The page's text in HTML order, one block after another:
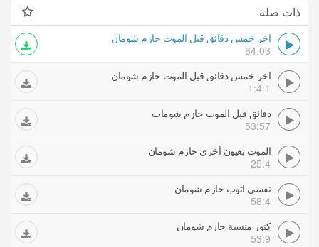
ذات صلة
اخر خمس دقائق قبل الموت حازم شومان
64.03
اخر خمس دقائق قبل الموت حازم شومان
1:4:1
دقائق قبل الموت حازم شومات
53:57
الموت بعيون أخرى حازم شومان
25:4
نفسى اتوب حازم شومان
58:4
كنوز منسية حازم شومان
53:9